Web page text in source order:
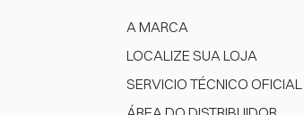
A MARCA
LOCALIZE SUA LOJA
SERVICIO TÉCNICO OFICIAL